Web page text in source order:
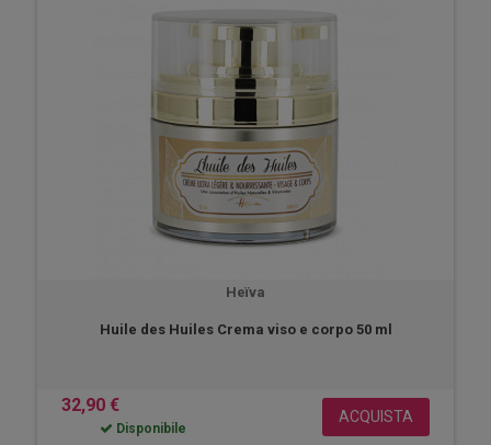
Heïva
Huile des Huiles Crema viso e corpo 50 ml
32,90 €
Disponibile
ACQUISTA